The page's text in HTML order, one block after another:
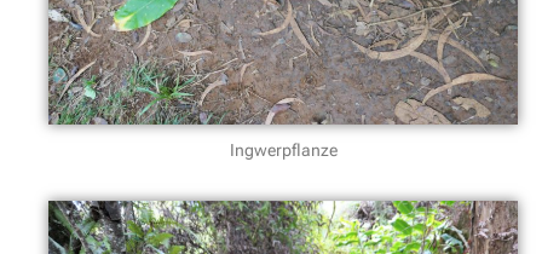
Ingwerpflanze